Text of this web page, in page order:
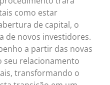
como estar
de capital, o
de novos investidores.
a partir das novas
seu relacionamento
transformando o